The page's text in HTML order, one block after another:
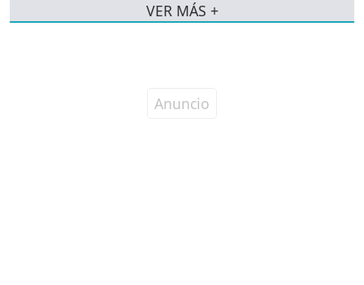
VER MÁS +